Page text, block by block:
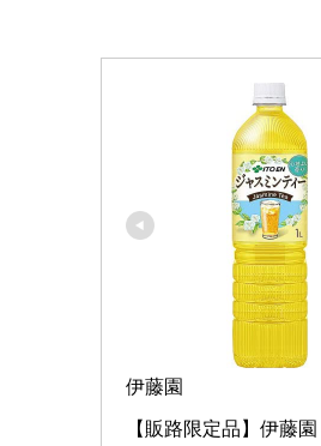
伊藤園
【販路限定品】伊藤